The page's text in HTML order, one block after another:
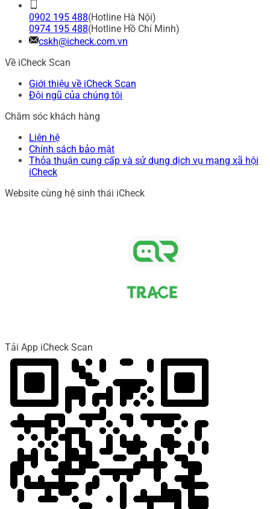
0902 195 488(Hotline Hà Nội)
0974 195 488(Hotline Hồ Chí Minh)
cskh@icheck.com.vn
Về iCheck Scan
Giới thiệu về iCheck Scan
Đội ngũ của chúng tôi
Chăm sóc khách hàng
Liên hệ
Chính sách bảo mật
Thỏa thuận cung cấp và sử dụng dịch vụ mạng xã hội
iCheck
Website cùng hệ sinh thái iCheck
Tải App iCheck Scan